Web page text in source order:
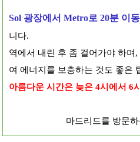
Sol 광장에서 Metro로 20분 이
니다.
역에서 내린 후 좀 걸어가야 하며
여 에너지를 보충하는 것도 좋은
아름다운 시간은 늦은 4시에서 6
마드리드를 방문